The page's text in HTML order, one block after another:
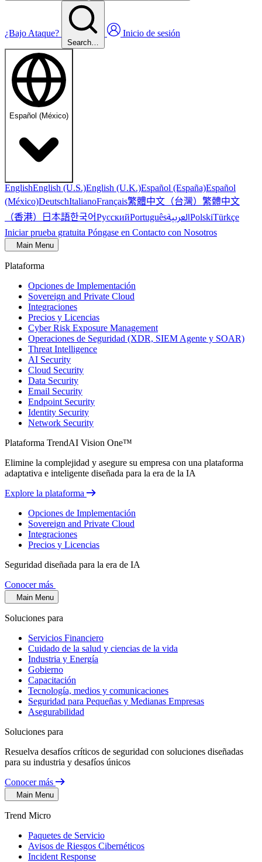
¿Bajo Ataque?
Search…
Inicio de sesión
Español (México)
EnglishEnglish (U.S.)English (U.K.)Español (España)Español
(México)DeutschItalianoFrançais繁體中文（台灣） 繁體中文
（香港） 日本語한국어РусскийPortuguêsالعربيةPolskiTürkçe
Iniciar prueba gratuita Póngase en Contacto con Nosotros
Main Menu
Plataforma
Opciones de Implementación
Sovereign and Private Cloud
Integraciones
Precios y Licencias
Cyber Risk Exposure Management
Operaciones de Seguridad (XDR, SIEM Agente y SOAR)
Threat Intelligence
AI Security
Cloud Security
Data Security
Email Security
Endpoint Security
Identity Security
Network Security
Plataforma TrendAI Vision One™
Elimine la complejidad y asegure su empresa con una plataforma
adaptativa e inteligente diseñada para la era de la IA
Explore la plataforma
Opciones de Implementación
Sovereign and Private Cloud
Integraciones
Precios y Licencias
Seguridad diseñada para la era de IA
Conocer más
Main Menu
Soluciones para
Servicios Financiero
Cuidado de la salud y ciencias de la vida
Industria y Energía
Gobierno
Capacitación
Tecnología, medios y comunicaciones
Seguridad para Pequeñas y Medianas Empresas
Asegurabilidad
Soluciones para
Resuelva desafíos críticos de seguridad con soluciones diseñadas
para su industria y desafíos únicos
Conocer más
Main Menu
Trend Micro
Paquetes de Servicio
Avisos de Riesgos Cibernéticos
Incident Response